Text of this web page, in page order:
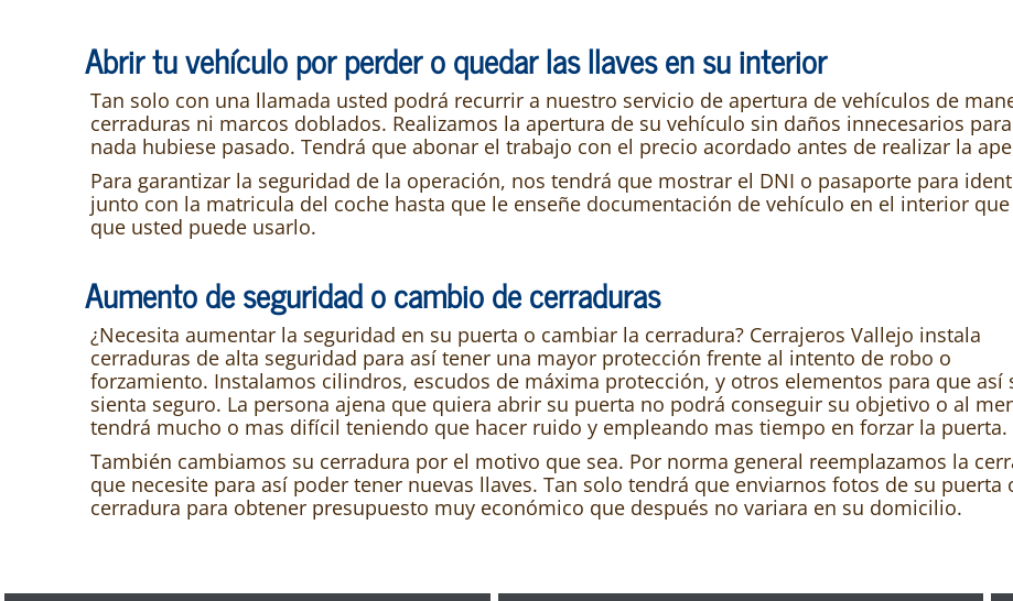
Abrir tu vehículo por perder o quedar las llaves en su interior
Tan solo con una llamada usted podrá recurrir a nuestro servicio de apertura de vehículos de
cerraduras ni marcos doblados. Realizamos la apertura de su vehículo sin daños innecesarios
nada hubiese pasado. Tendrá que abonar el trabajo con el precio acordado antes de realizar la
Para garantizar la seguridad de la operación, nos tendrá que mostrar el DNI o pasaporte para
junto con la matricula del coche hasta que le enseñe documentación de vehículo en el interior
que usted puede usarlo.
Aumento de seguridad o cambio de cerraduras
¿Necesita aumentar la seguridad en su puerta o cambiar la cerradura? Cerrajeros Vallejo instala
cerraduras de alta seguridad para así tener una mayor protección frente al intento de robo o
forzamiento. Instalamos cilindros, escudos de máxima protección, y otros elementos para que así
sienta seguro. La persona ajena que quiera abrir su puerta no podrá conseguir su objetivo o al
tendrá mucho o mas difícil teniendo que hacer ruido y empleando mas tiempo en forzar la puerta.
También cambiamos su cerradura por el motivo que sea. Por norma general reemplazamos la
que necesite para así poder tener nuevas llaves. Tan solo tendrá que enviarnos fotos de su puerta
cerradura para obtener presupuesto muy económico que después no variara en su domicilio.